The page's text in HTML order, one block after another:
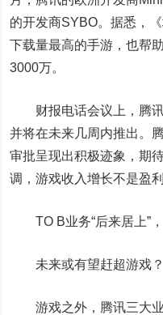
的开发商SYBO。据悉，
下载量最高的手游，也帮
3000万。
财报电话会议上，腾讯
并将在未来几周内推出。
审批呈现出积极迹象，期
调，游戏收入增长不是盈
TO B业务“后来居上”，
未来或有望赶超游戏？
游戏之外，腾讯三大业